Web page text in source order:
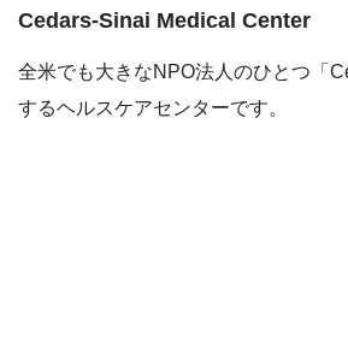
Cedars-Sinai Medical Center
全米でも大きなNPO法人のひとつ「
するヘルスケアセンターです。